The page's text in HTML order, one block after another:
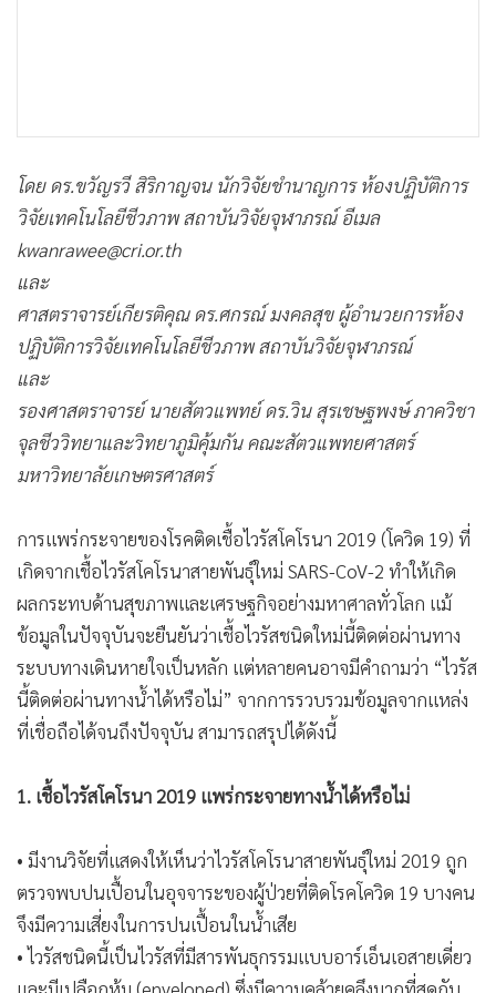
• กองทุนรวม
• Celeb Online
• Factcheck
• ญี่ปุ่น
• News1
• Gotomanager
โดย ดร.ขวัญรวี สิริกาญจน นักวิจัยชำนาญการ ห้องปฏิบัติการ
วิจัยเทคโนโลยีชีวภาพ สถาบันวิจัยจุฬาภรณ์ อีเมล
kwanrawee@cri.or.th
และ
ศาสตราจารย์เกียรติคุณ ดร.ศกรณ์ มงคลสุข ผู้อำนวยการห้อง
ปฏิบัติการวิจัยเทคโนโลยีชีวภาพ สถาบันวิจัยจุฬาภรณ์
และ
รองศาสตราจารย์ นายสัตวแพทย์ ดร.วิน สุรเชษฐพงษ์ ภาควิชา
จุลชีววิทยาและวิทยาภูมิคุ้มกัน คณะสัตวแพทยศาสตร์
มหาวิทยาลัยเกษตรศาสตร์
การแพร่กระจายของโรคติดเชื้อไวรัสโคโรนา 2019 (โควิด 19) ที่
เกิดจากเชื้อไวรัสโคโรนาสายพันธุ์ใหม่ SARS-CoV-2 ทำให้เกิด
ผลกระทบด้านสุขภาพและเศรษฐกิจอย่างมหาศาลทั่วโลก แม้
ข้อมูลในปัจจุบันจะยืนยันว่าเชื้อไวรัสชนิดใหม่นี้ติดต่อผ่านทาง
ระบบทางเดินหายใจเป็นหลัก แต่หลายคนอาจมีคำถามว่า “ไวรัส
นี้ติดต่อผ่านทางน้ำได้หรือไม่” จากการรวบรวมข้อมูลจากแหล่ง
ที่เชื่อถือได้จนถึงปัจจุบัน สามารถสรุปได้ดังนี้
1. เชื้อไวรัสโคโรนา 2019 แพร่กระจายทางน้ำได้หรือไม่
• มีงานวิจัยที่แสดงให้เห็นว่าไวรัสโคโรนาสายพันธุ์ใหม่ 2019 ถูก
ตรวจพบปนเปื้อนในอุจจาระของผู้ป่วยที่ติดโรคโควิด 19 บางคน
จึงมีความเสี่ยงในการปนเปื้อนในน้ำเสีย
• ไวรัสชนิดนี้เป็นไวรัสที่มีสารพันธุกรรมแบบอาร์เอ็นเอสายเดี่ยว